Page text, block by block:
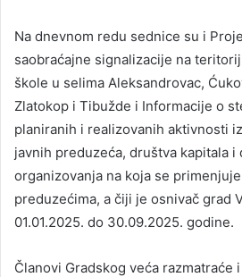
Na dnevnom redu sednice su i
saobraćajne signalizacije na
škole u selima Aleksandrovac,
Zlatokop i Tibužde i Informacije o
planiranih i realizovanih aktivnosti
javnih preduzeća, društva kapitala i
organizovanja na koja se
preduzećima, a čiji je osnivač grad
01.01.2025. do 30.09.2025. godine.
Članovi Gradskog veća razmatraće